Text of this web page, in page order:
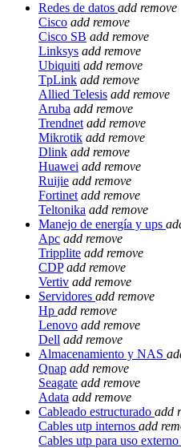
Redes de datos add remove
Cisco add remove
Cisco SB add remove
Linksys add remove
Ubiquiti add remove
TpLink add remove
Allied Telesis add remove
Aruba add remove
Trendnet add remove
Mikrotik add remove
Dlink add remove
Huawei add remove
Ruijie add remove
Fortinet add remove
Teltonika add remove
Manejo de energía y ups
Apc add remove
Tripplite add remove
CDP add remove
Vertiv add remove
Servidores add remove
Hp add remove
Lenovo add remove
Dell add remove
Almacenamiento y NAS
Qnap add remove
Seagate add remove
Adata add remove
Cableado estructurado add
Cables utp internos add
Cables utp para uso externo